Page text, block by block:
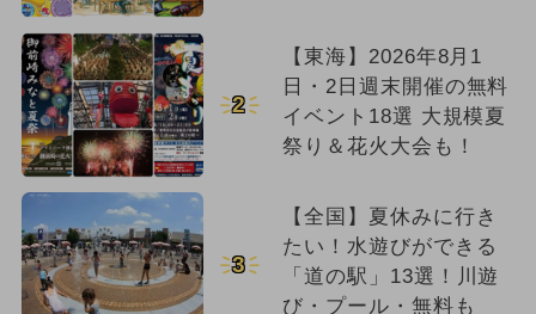
2
【東海】2026年8月1
日・2日週末開催の無料
イベント18選 大規模夏
祭り＆花火大会も！
3
【全国】夏休みに行き
たい！水遊びができる
「道の駅」13選！川遊
び・プール・無料も